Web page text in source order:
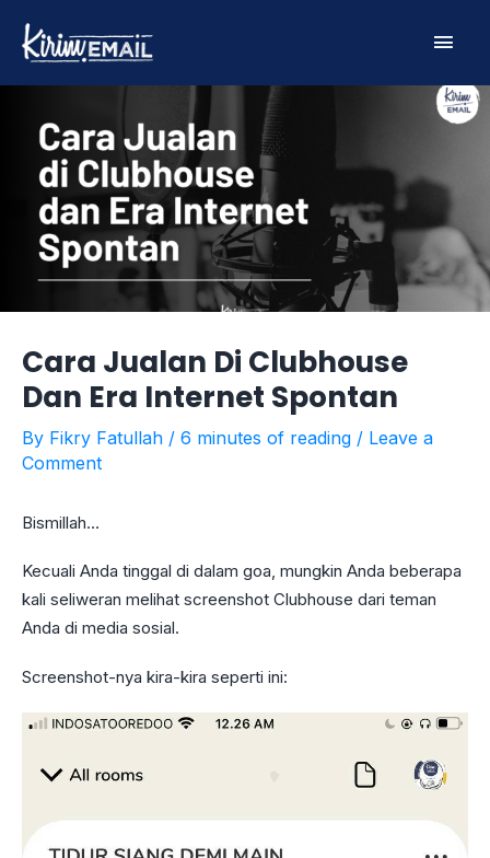
content
Main
Cara Jualan Di Clubhouse
Dan Era Internet Spontan
By Fikry Fatullah / 6 minutes of reading / Leave a
Comment
Bismillah…
Kecuali Anda tinggal di dalam goa, mungkin Anda beberapa
kali seliweran melihat screenshot Clubhouse dari teman
Anda di media sosial.
Screenshot-nya kira-kira seperti ini: